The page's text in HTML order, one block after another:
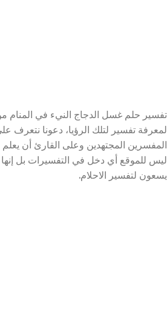
تفسير حلم غسل الدجاج النيء في المنام من
لمعرفة تفسير لتلك الرؤيا، دعونا
المفسرين المجتهدين وعلى القارئ أن يعلم
ليس للموقع أي دخل في التفسيرات بل
يسعون لتفسير الاحلام.